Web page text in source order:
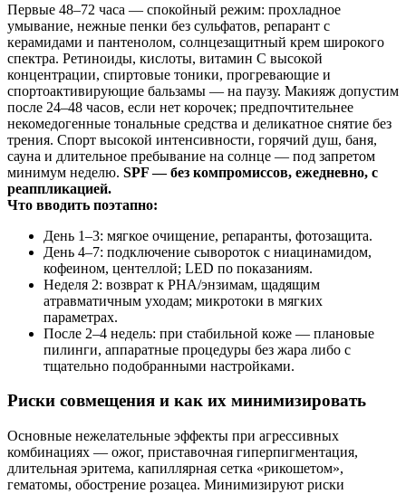
Первые 48–72 часа — спокойный режим: прохладное
умывание, нежные пенки без сульфатов, репарант с
керамидами и пантенолом, солнцезащитный крем широкого
спектра. Ретиноиды, кислоты, витамин C высокой
концентрации, спиртовые тоники, прогревающие и
спортоактивирующие бальзамы — на паузу. Макияж допустим
после 24–48 часов, если нет корочек; предпочтительнее
некомедогенные тональные средства и деликатное снятие без
трения. Спорт высокой интенсивности, горячий душ, баня,
сауна и длительное пребывание на солнце — под запретом
минимум неделю. SPF — без компромиссов, ежедневно, с
реаппликацией.
Что вводить поэтапно:
День 1–3: мягкое очищение, репаранты, фотозащита.
День 4–7: подключение сывороток с ниацинамидом,
кофеином, центеллой; LED по показаниям.
Неделя 2: возврат к PHA/энзимам, щадящим
атравматичным уходам; микротоки в мягких
параметрах.
После 2–4 недель: при стабильной коже — плановые
пилинги, аппаратные процедуры без жара либо с
тщательно подобранными настройками.
Риски совмещения и как их минимизировать
Основные нежелательные эффекты при агрессивных
комбинациях — ожог, приставочная гиперпигментация,
длительная эритема, капиллярная сетка «рикошетом»,
гематомы, обострение розацеа. Минимизируют риски